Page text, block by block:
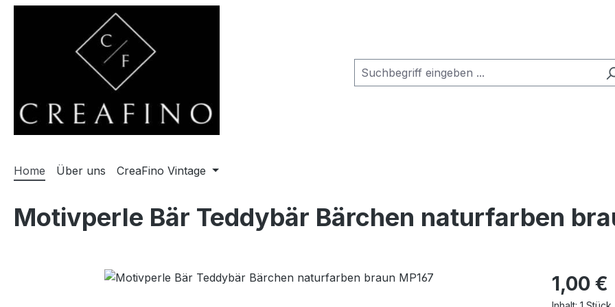
Hauptinhalt springen
Zur Hauptnavigation springen
Home Über uns CreaFino Vintage
Motivperle Bär Teddybär Bärchen naturfarben
Bildergalerie überspringen Regulärer
1,00 €